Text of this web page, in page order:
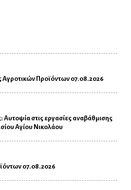
Αγροτικών Προϊόντων 07.08.2026
Αυτοψία στις εργασίες αναβάθμισης
Αγίου Νικολάου
07.08.2026